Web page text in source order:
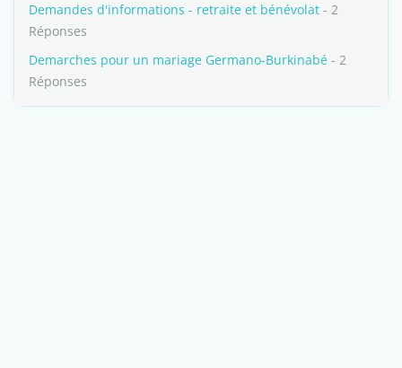
Demandes d'informations - retraite et bénévolat - 2
Réponses
Demarches pour un mariage Germano-Burkinabé - 2
Réponses